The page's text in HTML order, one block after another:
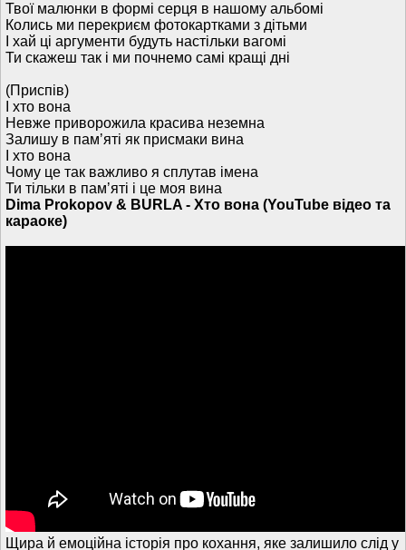
Твої малюнки в формі серця в нашому альбомі
Колись ми перекриєм фотокартками з дітьми
І хай ці аргументи будуть настільки вагомі
Ти скажеш так і ми почнемо самі кращі дні
(Приспів)
І хто вона
Невже приворожила красива неземна
Залишу в памʼяті як присмаки вина
І хто вона
Чому це так важливо я сплутав імена
Ти тільки в памʼяті і це моя вина
Dima Prokopov & BURLA - Хто вона (YouTube відео та
караоке)
Щира й емоційна історія про кохання, яке залишило слід у